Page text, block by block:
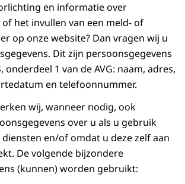
en informatie over
het invullen van een meld- of
op onze website? Dan vragen wij u
Dit zijn persoonsgegevens
onderdeel 1 van de AVG: naam, adres,
en telefoonnummer.
wij, wanneer nodig, ook
over u als u gebruik
en/of omdat u deze zelf aan
De volgende bijzondere
(kunnen) worden gebruikt: